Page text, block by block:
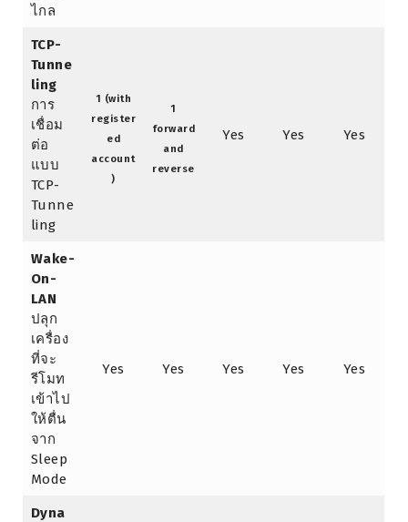
ไกล
TCP-
Tunne
ling
การ
เชื่อม
ต่อ
แบบ
TCP-
Tunne
ling
1 (with
register
ed
account
)
1
forward
and
reverse
Yes Yes Yes
Wake-
On-
LAN
ปลุก
เครื่อง
ที่จะ
รีโมท
เข้าไป
ให้ตื่น
จาก
Sleep
Mode
Yes Yes Yes Yes Yes
Dyna